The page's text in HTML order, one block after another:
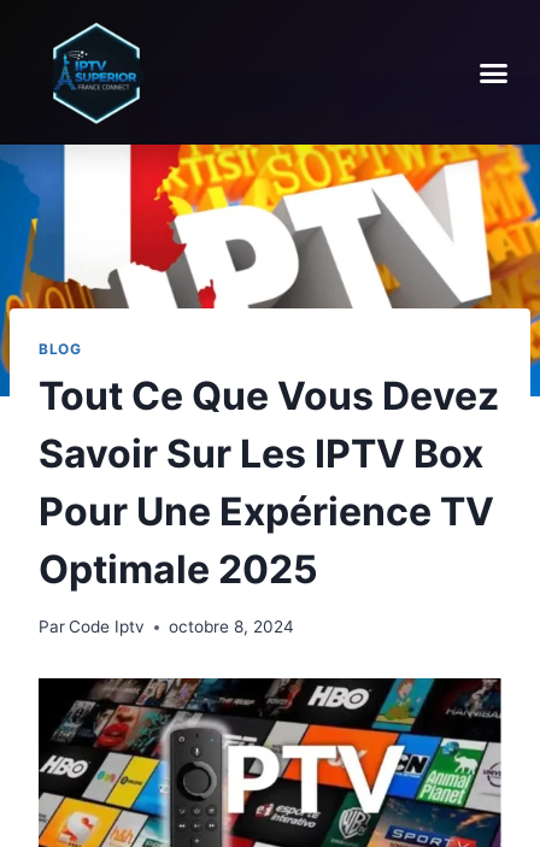
BLOG
Tout Ce Que Vous Devez
Savoir Sur Les IPTV Box
Pour Une Expérience TV
Optimale 2025
ParCode Iptv octobre 8, 2024